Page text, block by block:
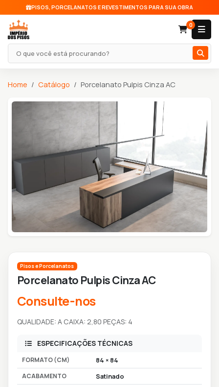
PISOS, PORCELANATOS E REVESTIMENTOS PARA SUA OBRA
Pesquisar produto
0
Home Catálogo Porcelanato Pulpis Cinza AC
Pisos e Porcelanatos
Porcelanato Pulpis Cinza AC
Consulte-nos
QUALIDADE: A CAIXA: 2,80 PEÇAS: 4
ESPECIFICAÇÕES TÉCNICAS
FORMATO (CM) 84 × 84
ACABAMENTO Satinado